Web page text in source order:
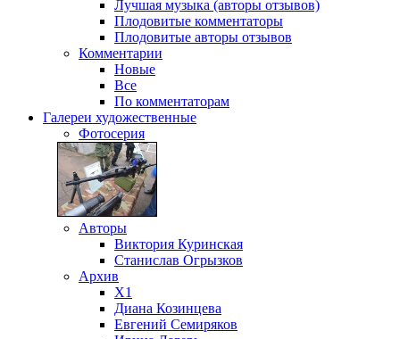
Лучшая музыка (авторы отзывов)
Плодовитые комментаторы
Плодовитые авторы отзывов
Комментарии
Новые
Все
По комментаторам
Галереи художественные
Фотосерия
Авторы
Виктория Куринская
Станислав Огрызков
Архив
X1
Диана Козинцева
Евгений Семиряков